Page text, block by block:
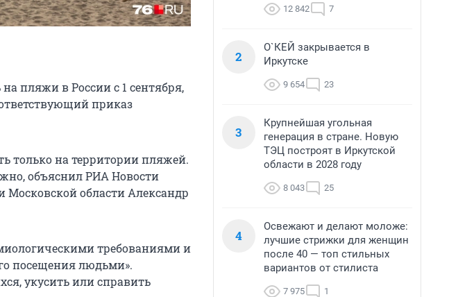
пляжи в России с 1 сентября,
приказ
только на территории пляжей.
объяснил РИА Новости
Московской области Александр
требованиями и
посещения людьми».
укусить или справить
12 842 7
2
О`КЕЙ закрывается в
Иркутске
9 654 23
3
Крупнейшая угольная
генерация в стране. Новую
ТЭЦ построят в Иркутской
области в 2028 году
8 043 25
4
Освежают и делают моложе:
лучшие стрижки для женщин
после 40 — топ стильных
вариантов от стилиста
7 975 1